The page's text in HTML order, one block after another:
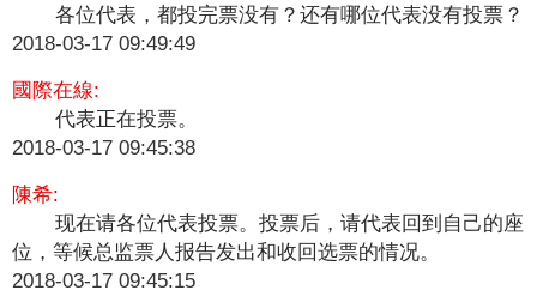
各位代表，都投完票没有？还有哪位代表没有投票？
2018-03-17 09:49:49
國際在線:
​代表正在投票。
2018-03-17 09:45:38
陳希:
现在请各位代表投票。投票后，请代表回到自己的座
位，等候总监票人报告发出和收回选票的情况。
2018-03-17 09:45:15